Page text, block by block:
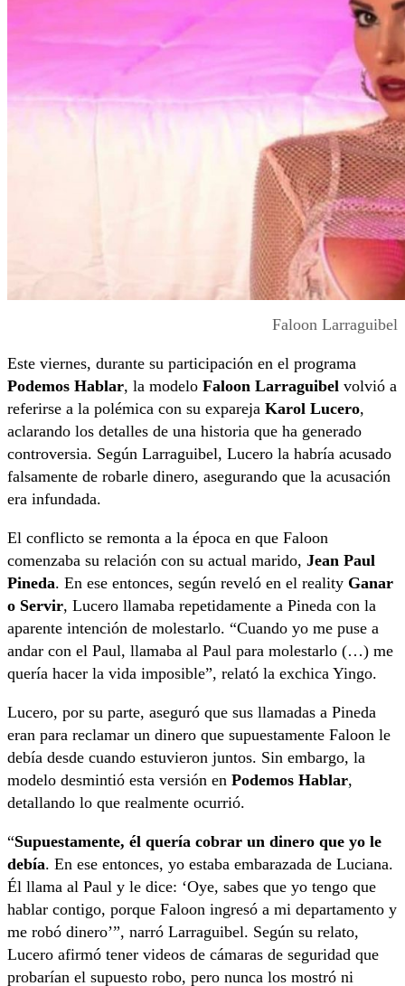
Faloon Larraguibel
Este viernes, durante su participación en el programa
Podemos Hablar, la modelo Faloon Larraguibel volvió a
referirse a la polémica con su expareja Karol Lucero,
aclarando los detalles de una historia que ha generado
controversia. Según Larraguibel, Lucero la habría acusado
falsamente de robarle dinero, asegurando que la acusación
era infundada.
El conflicto se remonta a la época en que Faloon
comenzaba su relación con su actual marido, Jean Paul
Pineda. En ese entonces, según reveló en el reality Ganar
o Servir, Lucero llamaba repetidamente a Pineda con la
aparente intención de molestarlo. “Cuando yo me puse a
andar con el Paul, llamaba al Paul para molestarlo (…) me
quería hacer la vida imposible”, relató la exchica Yingo.
Lucero, por su parte, aseguró que sus llamadas a Pineda
eran para reclamar un dinero que supuestamente Faloon le
debía desde cuando estuvieron juntos. Sin embargo, la
modelo desmintió esta versión en Podemos Hablar,
detallando lo que realmente ocurrió.
“Supuestamente, él quería cobrar un dinero que yo le
debía. En ese entonces, yo estaba embarazada de Luciana.
Él llama al Paul y le dice: ‘Oye, sabes que yo tengo que
hablar contigo, porque Faloon ingresó a mi departamento y
me robó dinero’”, narró Larraguibel. Según su relato,
Lucero afirmó tener videos de cámaras de seguridad que
probarían el supuesto robo, pero nunca los mostró ni